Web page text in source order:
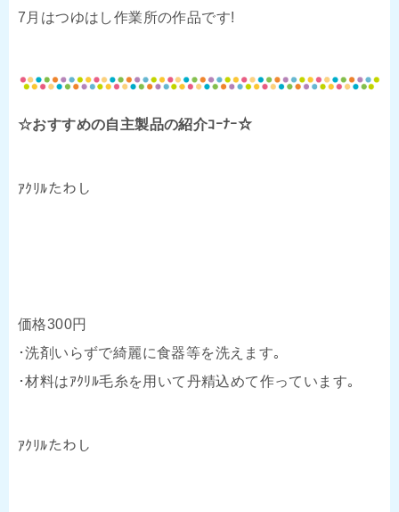
7月はつゆはし作業所の作品です!
☆おすすめの自主製品の紹介ｺｰﾅｰ☆
ｱｸﾘﾙたわし
価格300円
･洗剤いらずで綺麗に食器等を洗えます｡
･材料はｱｸﾘﾙ毛糸を用いて丹精込めて作っています｡
ｱｸﾘﾙたわし